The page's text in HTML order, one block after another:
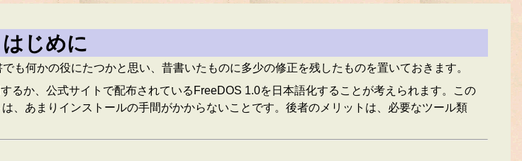
はじめに
も何かの役にたつかと思い、昔書いたものに多少の修正を残したものを置いておきます。
るか、公式サイトで配布されているFreeDOS 1.0を日本語化することが考えられます。この
、あまりインストールの手間がかからないことです。後者のメリットは、必要なツール類